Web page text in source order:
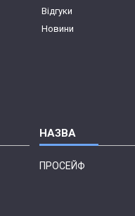
Відгуки
Новини
ПРОСЕЙФ